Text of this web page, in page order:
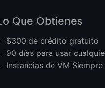
Que Obtienes
$300 de crédito gratuito
90 días para usar
Instancias de VM